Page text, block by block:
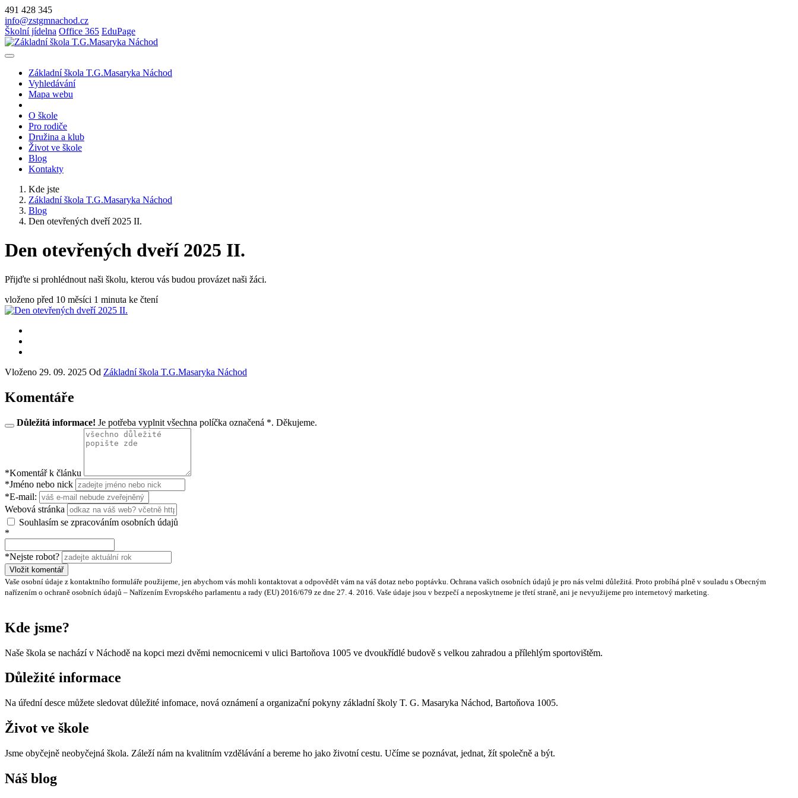
491 428 345
info@zstgmnachod.cz
Školní jídelna Office 365 EduPage
Základní škola T.G.Masaryka Náchod
Vyhledávání
Mapa webu
O škole
Pro rodiče
Družina a klub
Život ve škole
Blog
Kontakty
Kde jste
Základní škola T.G.Masaryka Náchod
Blog
Den otevřených dveří 2025 II.
Den otevřených dveří 2025 II.
Přijďte si prohlédnout naši školu, kterou vás budou provázet naši žáci.
vloženo před 10 měsíci 1 minuta ke čtení
Vloženo 29. 09. 2025 Od Základní škola T.G.Masaryka Náchod
Komentáře
Důležitá informace! Je potřeba vyplnit všechna políčka označená *. Děkujeme.
*Komentář k článku
*Jméno nebo nick
*E-mail:
Webová stránka
Souhlasím se zpracováním osobních údajů
*
*Nejste robot?
Vložit komentář
Vaše osobní údaje z kontaktního formuláře použijeme, jen abychom vás mohli kontaktovat a odpovědět vám na váš dotaz nebo poptávku. Ochrana vašich osobních údajů je pro nás velmi důležitá. Proto probíhá plně v souladu s Obecným
nařízením o ochraně osobních údajů – Nařízením Evropského parlamentu a rady (EU) 2016/679 ze dne 27. 4. 2016. Vaše údaje jsou v bezpečí a neposkytneme je třetí straně, ani je nevyužijeme pro internetový marketing.
Kde jsme?
Naše škola se nachází v Náchodě na kopci mezi dvěmi nemocnicemi v ulici Bartoňova 1005 ve dvoukřídlé budově s velkou zahradou a přílehlým sportovištěm.
Důležité informace
Na úřední desce můžete sledovat důležité infomace, nová oznámení a organizační pokyny základní školy T. G. Masaryka Náchod, Bartoňova 1005.
Život ve škole
Jsme obyčejně neobyčejná škola. Záleží nám na kvalitním vzdělávání a bereme ho jako životní cestu. Učíme se poznávat, jednat, žít společně a být.
Náš blog